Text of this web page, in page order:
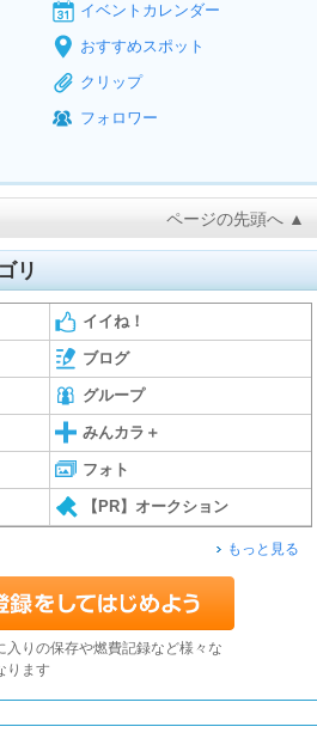
イベントカレンダー
おすすめスポット
クリップ
フォロワー
ページの先頭へ ▲
リ
イイね！
ブログ
グループ
みんカラ＋
フォト
【PR】オークション
もっと見る
入りの保存や燃費記録など様々な
ります